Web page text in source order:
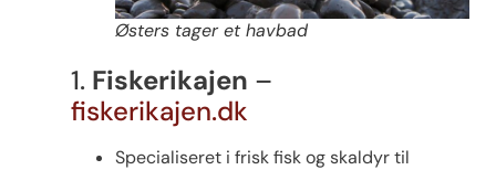
Østers tager et havbad
1. Fiskerikajen –
fiskerikajen.dk
Specialiseret i frisk fisk og skaldyr til